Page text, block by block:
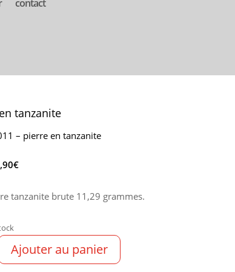
contact
tanzanite
– pierre en tanzanite
€
tanzanite brute 11,29 grammes.
Ajouter au panier